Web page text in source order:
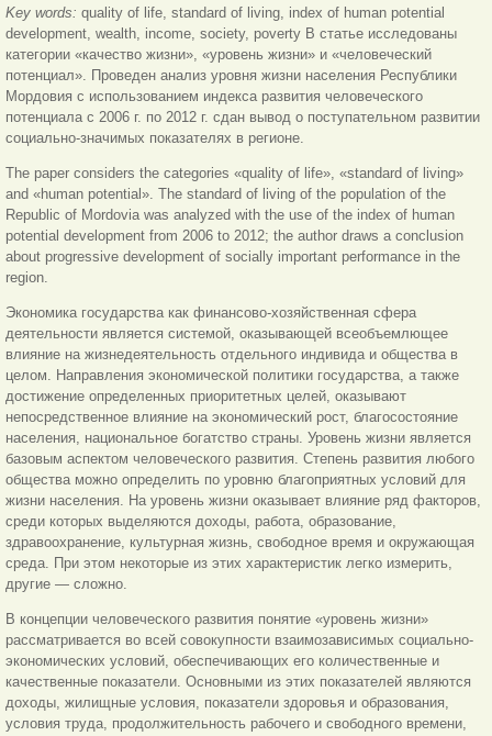
Key words: quality of life, standard of living, index of human potential
development, wealth, income, society, poverty В статье исследованы
категории «качество жизни», «уровень жизни» и «человеческий
потенциал». Проведен анализ уровня жизни населения Республики
Мордовия с использованием индекса развития человеческого
потенциала с 2006 г. по 2012 г. сдан вывод о поступательном развитии
социально-значимых показателях в регионе.
The paper considers the categories «quality of life», «standard of living»
and «human potential». The standard of living of the population of the
Republic of Mordovia was analyzed with the use of the index of human
potential development from 2006 to 2012; the author draws a conclusion
about progressive development of socially important performance in the
region.
Экономика государства как финансово-хозяйственная сфера
деятельности является системой, оказывающей всеобъемлющее
влияние на жизнедеятельность отдельного индивида и общества в
целом. Направления экономической политики государства, а также
достижение определенных приоритетных целей, оказывают
непосредственное влияние на экономический рост, благосостояние
населения, национальное богатство страны. Уровень жизни является
базовым аспектом человеческого развития. Степень развития любого
общества можно определить по уровню благоприятных условий для
жизни населения. На уровень жизни оказывает влияние ряд факторов,
среди которых выделяются доходы, работа, образование,
здравоохранение, культурная жизнь, свободное время и окружающая
среда. При этом некоторые из этих характеристик легко измерить,
другие — сложно.
В концепции человеческого развития понятие «уровень жизни»
рассматривается во всей совокупности взаимозависимых социально-
экономических условий, обеспечивающих его количественные и
качественные показатели. Основными из этих показателей являются
доходы, жилищные условия, показатели здоровья и образования,
условия труда, продолжительность рабочего и свободного времени,